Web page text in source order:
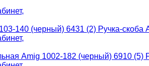
,
Ручка-скоба
,